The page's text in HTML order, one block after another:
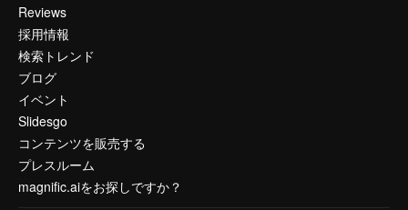
Reviews
採用情報
検索トレンド
ブログ
イベント
Slidesgo
コンテンツを販売する
プレスルーム
magnific.aiをお探しですか？